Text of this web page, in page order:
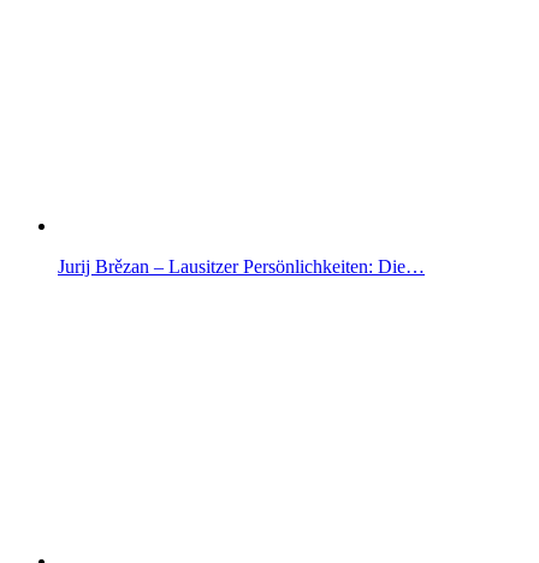
Jurij Brězan – Lausitzer Persönlichkeiten: Die…